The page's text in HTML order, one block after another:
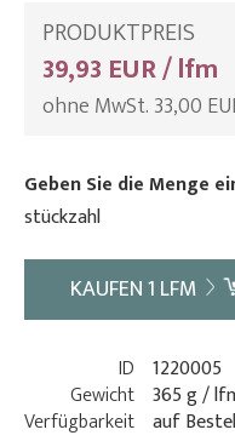
PRODUKTPREIS
39,93 EUR / lfm
ohne MwSt. 33,00
Geben Sie die Menge
stückzahl
KAUFEN1 LFM
ID 1220005
Gewicht 365 g /
Verfügbarkeit auf